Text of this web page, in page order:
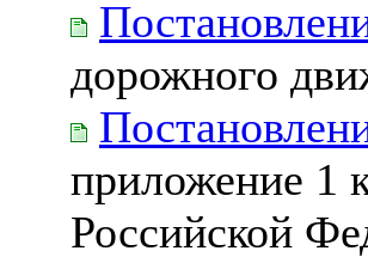
дорожного
приложение 1
Российской